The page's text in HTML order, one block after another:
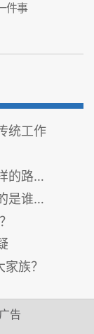
件事
统工作
的路…
是谁…
族？
告